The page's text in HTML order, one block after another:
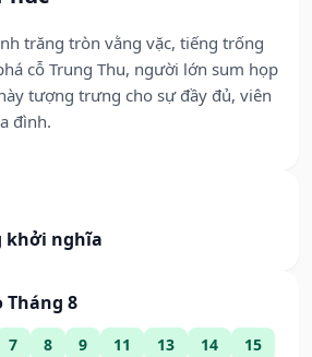
trăng tròn vằng vặc, tiếng trống
cỗ Trung Thu, người lớn sum họp
tượng trưng cho sự đầy đủ, viên
đình.
khởi nghĩa
Tháng 8
7 8 9 11 13 14
15